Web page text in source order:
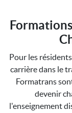
Pour les
carrière dans le
Formatrans
devenir
l'enseignement